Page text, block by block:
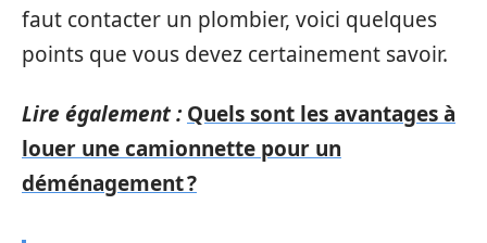
faut contacter un plombier, voici quelques
points que vous devez certainement savoir.
Lire également : Quels sont les avantages à
louer une camionnette pour un
déménagement ?